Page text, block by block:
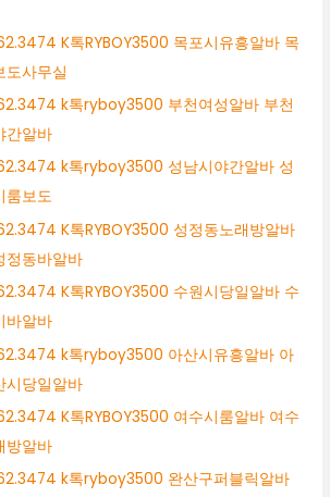
K톡RYBOY3500 목포시유흥알바 목
도사무실
k톡ryboy3500 부천여성알바 부천
간알바
k톡ryboy3500 성남시야간알바 성
룸보도
K톡RYBOY3500 성정동노래방알바
정동바알바
K톡RYBOY3500 수원시당일알바 수
바알바
k톡ryboy3500 아산시유흥알바 아
시당일알바
K톡RYBOY3500 여수시룸알바 여수
방알바
k톡ryboy3500 완산구퍼블릭알바